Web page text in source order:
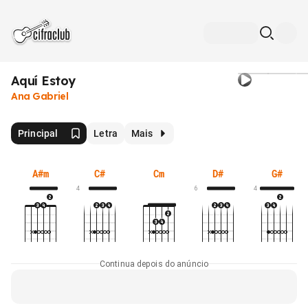
Aquí Estoy
Ana Gabriel
Principal Letra Mais
A#m C#
4
Cm D#
6
G#
4
Continua depois do anúncio